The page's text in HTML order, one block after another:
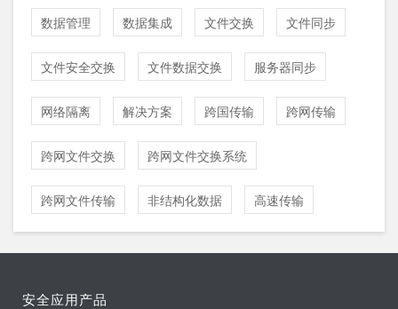
数据管理 数据集成 文件交换 文件同步
文件安全交换 文件数据交换 服务器同步
网络隔离 解决方案 跨国传输 跨网传输
跨网文件交换 跨网文件交换系统
跨网文件传输 非结构化数据 高速传输
安全应用产品